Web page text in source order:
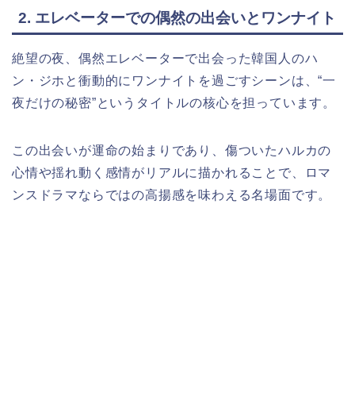
2. エレベーターでの偶然の出会いとワンナイト
絶望の夜、偶然エレベーターで出会った韓国人のハ
ン・ジホと衝動的にワンナイトを過ごすシーンは、“一
夜だけの秘密”というタイトルの核心を担っています。
この出会いが運命の始まりであり、傷ついたハルカの
心情や揺れ動く感情がリアルに描かれることで、ロマ
ンスドラマならではの高揚感を味わえる名場面です。